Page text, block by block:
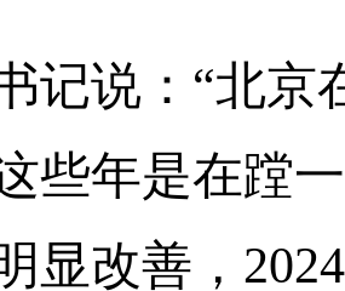
记说：“北京
些年是在蹚
显改善，